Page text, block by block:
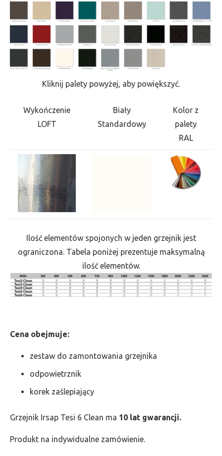
Kliknij palety powyżej, aby powiększyć.
Wykończenie
LOFT
Biały
Standardowy
Kolor z
palety
RAL
Ilość elementów spojonych w jeden grzejnik jest
ograniczona. Tabela poniżej prezentuje maksymalną
ilość elementów.
Cena obejmuje:
zestaw do zamontowania grzejnika
odpowietrznik
korek zaślepiający
Grzejnik Irsap Tesi 6 Clean ma 10 lat gwarancji.
Produkt na indywidualne zamówienie.